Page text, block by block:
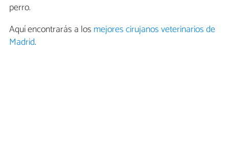
perro.
Aquí encontrarás a los mejores cirujanos veterinarios de
Madrid.